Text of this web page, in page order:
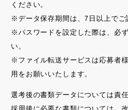
ください。
※データ保存期間は、7日以上でご
※パスワードを設定した際は、必
い。
※ファイル転送サービスは応募者
用をお願いいたします。
選考後の書類データについては責